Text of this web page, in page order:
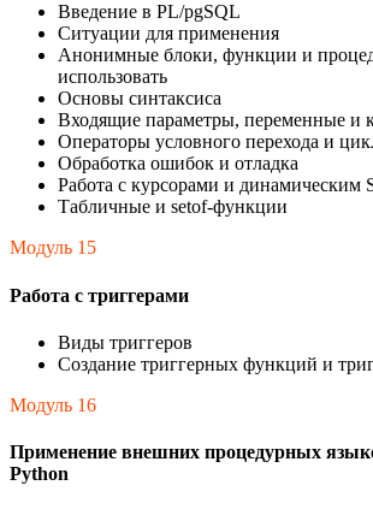
Введение в PL/pgSQL
Ситуации для применения
Анонимные блоки, функции и
использовать
Основы синтаксиса
Входящие параметры, переменные и
Операторы условного перехода и
Обработка ошибок и отладка
Работа с курсорами и динамическим
Табличные и setof-функции
Модуль 15
Работа с триггерами
Виды триггеров
Создание триггерных функций и
Модуль 16
Применение внешних процедурных
Python